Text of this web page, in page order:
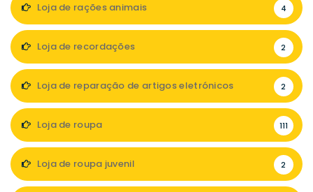
Loja de rações animais 4
Loja de recordações 2
Loja de reparação de artigos eletrónicos 2
Loja de roupa 111
Loja de roupa juvenil 2